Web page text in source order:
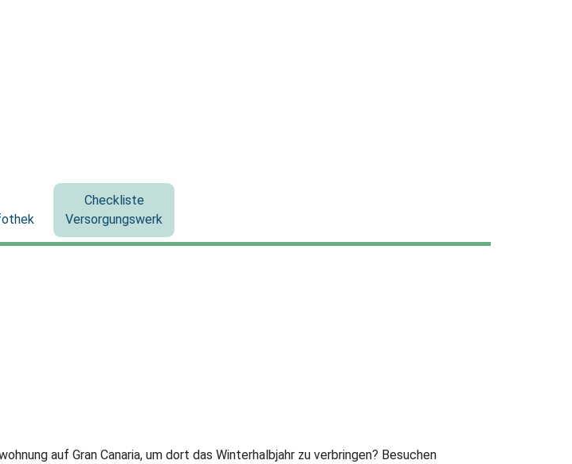
Checkliste
Versorgungswerk
auf Gran Canaria, um dort das Winterhalbjahr zu verbringen? Besuchen